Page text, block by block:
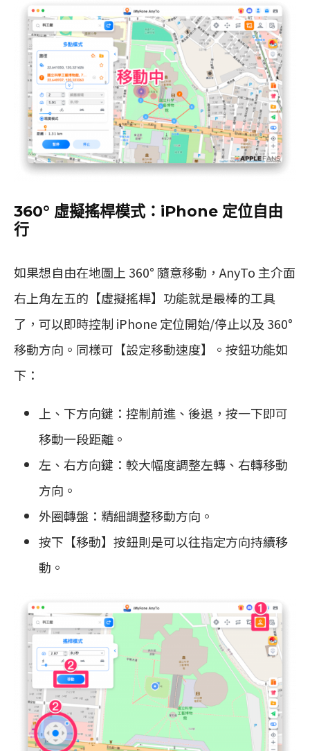
360° 虛擬搖桿模式：iPhone 定位自由
行
如果想自由在地圖上 360° 隨意移動，AnyTo 主介面
右上角左五的【虛擬搖桿】功能就是最棒的工具
了，可以即時控制 iPhone 定位開始/停止以及 360°
移動方向。同樣可【設定移動速度】。按鈕功能如
下：
上、下方向鍵：控制前進、後退，按一下即可
移動一段距離。
左、右方向鍵：較大幅度調整左轉、右轉移動
方向。
外圈轉盤：精細調整移動方向。
按下【移動】按鈕則是可以往指定方向持續移
動。